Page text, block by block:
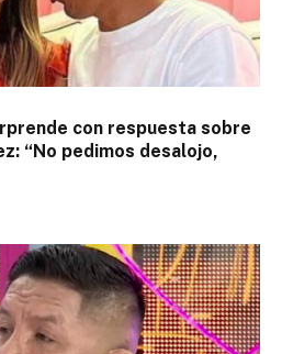
con respuesta sobre
“No pedimos desalojo,